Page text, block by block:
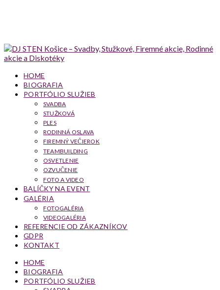
HOME
BIOGRAFIA
PORTFÓLIO SLUŽIEB
SVADBA
STUŽKOVÁ
PLES
RODINNÁ OSLAVA
FIREMNÝ VEČIEROK
TEAMBUILDING
OSVETLENIE
OZVUČENIE
FOTO A VIDEO
BALÍČKY NA EVENT
GALÉRIA
FOTOGALÉRIA
VIDEOGALÉRIA
REFERENCIE OD ZÁKAZNÍKOV
GDPR
KONTAKT
HOME
BIOGRAFIA
PORTFÓLIO SLUŽIEB